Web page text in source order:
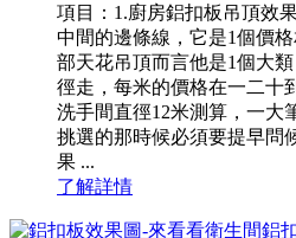
項目：1.廚房鋁扣板吊頂效
中間的邊條線，它是1個價
部天花吊頂而言他是1個大
徑走，每米的價格在一二十
洗手間直徑12米測算，一大
挑選的那時候必須要提早問
果 ...
了解詳情